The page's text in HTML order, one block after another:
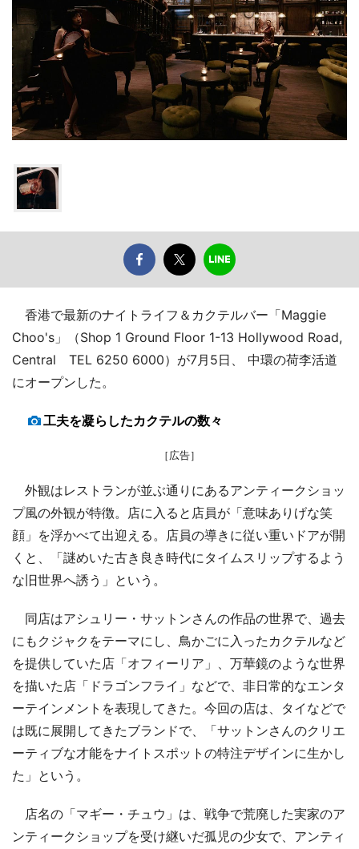
香港で最新のナイトライフ＆カクテルバー「Maggie
Choo's」（Shop 1 Ground Floor 1-13 Hollywood Road,
Central TEL 6250 6000）が7月5日、 中環の荷李活道
にオープンした。
工夫を凝らしたカクテルの数々
［広告］
外観はレストランが並ぶ通りにあるアンティークショッ
プ風の外観が特徴。店に入ると店員が「意味ありげな笑
顔」を浮かべて出迎える。店員の導きに従い重いドアが開
くと、「謎めいた古き良き時代にタイムスリップするよう
な旧世界へ誘う」という。
同店はアシュリー・サットンさんの作品の世界で、過去
にもクジャクをテーマにし、鳥かごに入ったカクテルなど
を提供していた店「オフィーリア」、万華鏡のような世界
を描いた店「ドラゴンフライ」などで、非日常的なエンタ
ーテインメントを表現してきた。今回の店は、タイなどで
は既に展開してきたブランドで、「サットンさんのクリエ
ーティブな才能をナイトスポットの特注デザインに生かし
た」という。
店名の「マギー・チュウ」は、戦争で荒廃した実家のア
ンティークショップを受け継いだ孤児の少女で、アンティ